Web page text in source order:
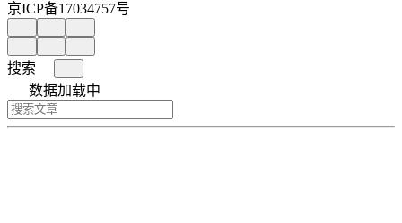
京ICP备17034757号
搜索
数据加载中